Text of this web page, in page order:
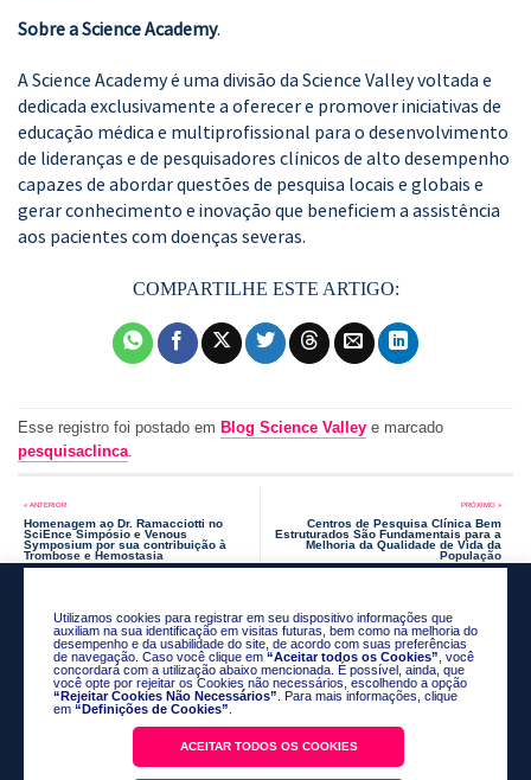
Sobre a Science Academy.
A Science Academy é uma divisão da Science Valley voltada e
dedicada exclusivamente a oferecer e promover iniciativas de
educação médica e multiprofissional para o desenvolvimento
de lideranças e de pesquisadores clínicos de alto desempenho
capazes de abordar questões de pesquisa locais e globais e
gerar conhecimento e inovação que beneficiem a assistência
aos pacientes com doenças severas.
Esse registro foi postado em Blog Science Valley e marcado
pesquisaclinca.
Homenagem ao Dr. Ramacciotti no
SciEnce Simpósio e Venous
Symposium por sua contribuição à
Trombose e Hemostasia
Centros de Pesquisa Clínica Bem
Estruturados São Fundamentais para a
Melhoria da Qualidade de Vida da
População
Utilizamos cookies para registrar em seu dispositivo informações que
auxiliam na sua identificação em visitas futuras, bem como na melhoria do
desempenho e da usabilidade do site, de acordo com suas preferências
de navegação. Caso você clique em “Aceitar todos os Cookies” , você
concordará com a utilização abaixo mencionada. É possível, ainda, que
você opte por rejeitar os Cookies não necessários, escolhendo a opção
“Rejeitar Cookies Não Necessários” . Para mais informações, clique
em “Definições de Cookies”
ACEITAR TODOS OS COOKIES